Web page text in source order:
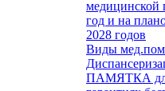
медицинской
год и на
2028 годов
Виды
ПАМЯТКА